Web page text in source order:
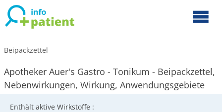
Beipackzettel
Apotheker Auer's Gastro - Tonikum - Beipackzettel,
Nebenwirkungen, Wirkung, Anwendungsgebiete
Enthält aktive Wirkstoffe :